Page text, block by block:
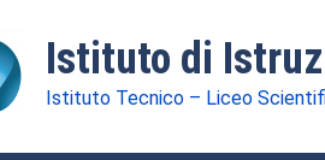
Istituto di
Istituto Tecnico – Liceo